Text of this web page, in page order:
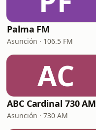
Palma FM
Asunción · 106.5 FM
AC
ABC Cardinal 730 AM
Asunción · 730 AM